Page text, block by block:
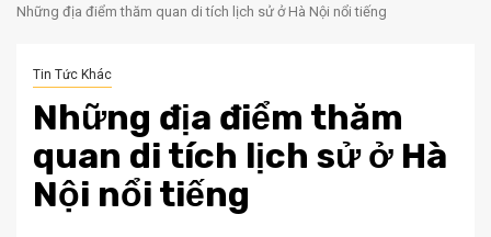
Những địa điểm thăm quan di tích lịch sử ở Hà Nội nổi tiếng
Tin Tức Khác
Những địa điểm thăm
quan di tích lịch sử ở Hà
Nội nổi tiếng